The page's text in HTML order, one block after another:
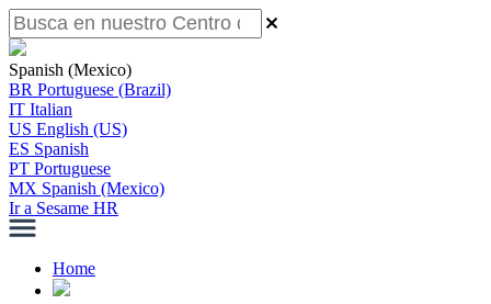
Spanish (Mexico)
BR Portuguese (Brazil)
IT Italian
US English (US)
ES Spanish
PT Portuguese
MX Spanish (Mexico)
Ir a Sesame HR
Home